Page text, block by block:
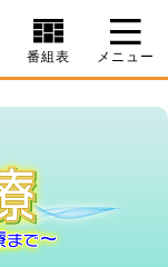
番組表 メニュー